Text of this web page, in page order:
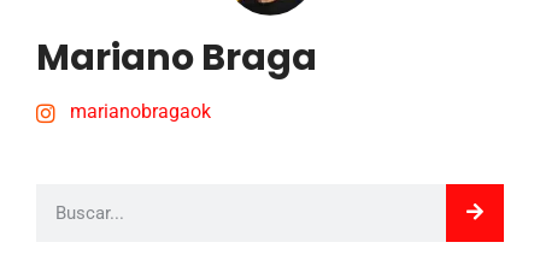
Mariano Braga
marianobragaok